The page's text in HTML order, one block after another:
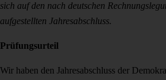
sich auf den nach deutschen
aufgestellten Jahresabschluss.
Prüfungsurteil
Wir haben den Jahresabschluss der